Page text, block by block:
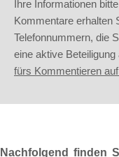
Ihre Informationen
Kommentare erhalten
Telefonnummern, die
eine aktive
fürs Kommentieren
Nachfolgend finden